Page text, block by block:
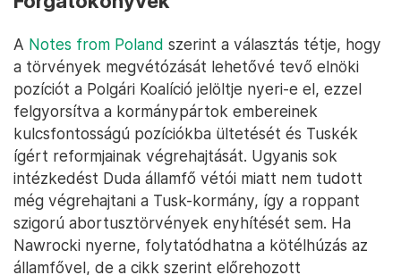
mozgatja meg annyira az embereket. A magas
részvétel az újságíró szerint Trzaskowskinak
kedvezne. A keleti országrész konzervatív, itt az
első körben többen szavaztak, míg középen és
nyugaton kevesebben. Trzaskowski ezért
rendelkezik tartalékokkal errefelé, és ha sikerül
mobilizálnia az itteni szavazókat, akkor lehet
nagyobb esélye a győzelemre.
Forgatókönyvek